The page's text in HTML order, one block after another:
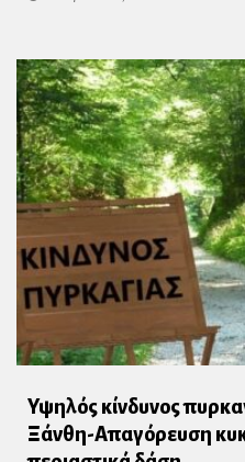
Υψηλός κίνδυνος
Ξάνθη-Απαγόρευση